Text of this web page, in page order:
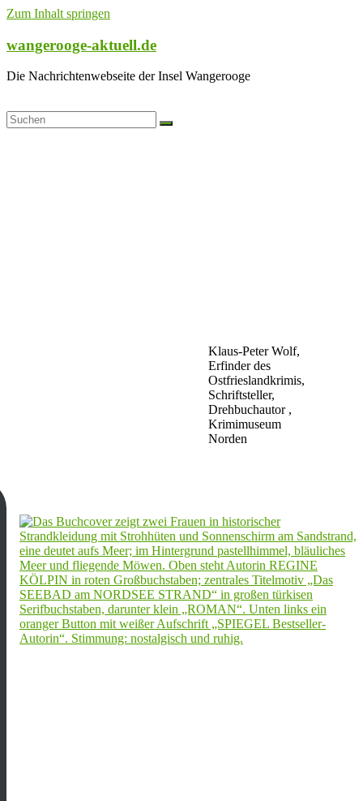
Zum Inhalt springen
wangerooge-aktuell.de
Die Nachrichtenwebseite der Insel Wangerooge
Klaus-Peter Wolf,
Erfinder des
Ostfrieslandkrimis,
Schriftsteller,
Drehbuchautor ,
Krimimuseum
Norden